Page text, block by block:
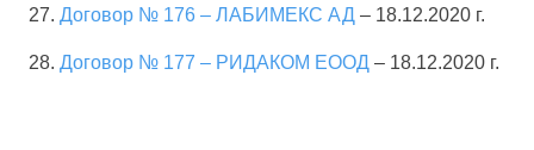
27. Договор № 176 – ЛАБИМЕКС АД – 18.12.2020 г.
28. Договор № 177 – РИДАКОМ ЕООД – 18.12.2020 г.